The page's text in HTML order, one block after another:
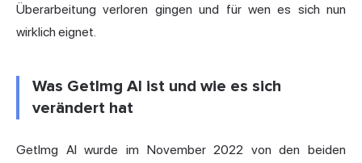
Überarbeitung verloren gingen und für wen es sich nun
wirklich eignet.
Was GetImg AI ist und wie es sich
verändert hat
GetImg AI wurde im November 2022 von den beiden